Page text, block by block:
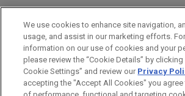
Commercial and Defense
CIRCOR International, Inc.
BNP Paribas invests in
accelerate growth of
Battery Energy Storage
MARCH2024 NEWSLETTERS
New French Incentives for
Buildings and Green
BARREAUX ET JURIDICTIONS
LANGUES PARLÉES
We use cookies to enhance site navigation,
usage, and assist in our marketing efforts.
information on our use of cookies and your
please review the “Cookie Details” by clicking
Cookie Settings” and review our Privacy
accepting the "Accept All Cookies" you